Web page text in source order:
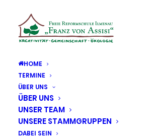
HOME
TERMINE
ÜBER UNS
ÜBER UNS
UNSER TEAM
UNSERE STAMMGRUPPEN
DABEI SEIN